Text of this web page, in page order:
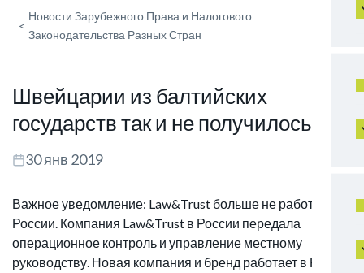
<
Новости Зарубежного Права и Налогового
Законодательства Разных Стран
Швейцарии из балтийских
государств так и не получилось
30 янв 2019
Важное уведомление: Law&Trust больше не работает в
России. Компания Law&Trust в России передала
операционное контроль и управление местному
руководству. Новая компания и бренд работает в РФ